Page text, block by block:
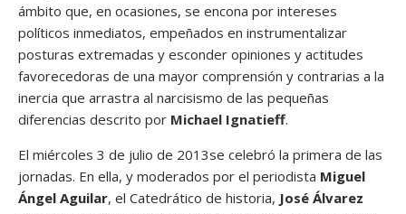
ámbito que, en ocasiones, se encona por intereses
políticos inmediatos, empeñados en instrumentalizar
posturas extremadas y esconder opiniones y actitudes
favorecedoras de una mayor comprensión y contrarias a la
inercia que arrastra al narcisismo de las pequeñas
diferencias descrito por Michael Ignatieff.
El miércoles 3 de julio de 2013se celebró la primera de las
jornadas. En ella, y moderados por el periodista Miguel
Ángel Aguilar, el Catedrático de historia, José Álvarez